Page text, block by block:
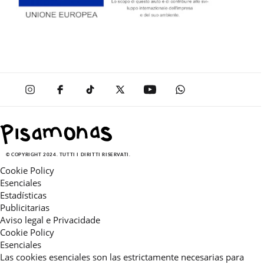
© COPYRIGHT 2024. TUTTI I DIRITTI RISERVATI.
Cookie Policy
Esenciales
Estadísticas
Publicitarias
Aviso legal e Privacidade
Cookie Policy
Esenciales
Las cookies esenciales son las estrictamente necesarias para